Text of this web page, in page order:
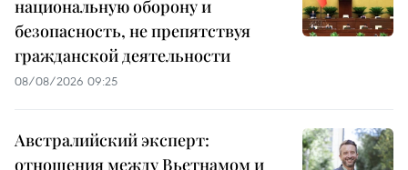
национальную оборону и
безопасность, не препятствуя
гражданской деятельности
08/08/2026 09:25
Австралийский эксперт:
отношения между Вьетнамом и